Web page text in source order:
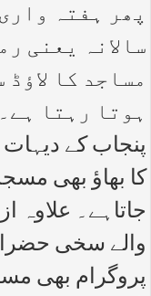
پھر ہفتہ
سالانہ یعنی
مساجد کا
ہوتا رہتا ہے۔
پنجاب کے
کا بھاؤ بھی
جاتاہے۔ علاوہ
والے سخی
پروگرام بھی